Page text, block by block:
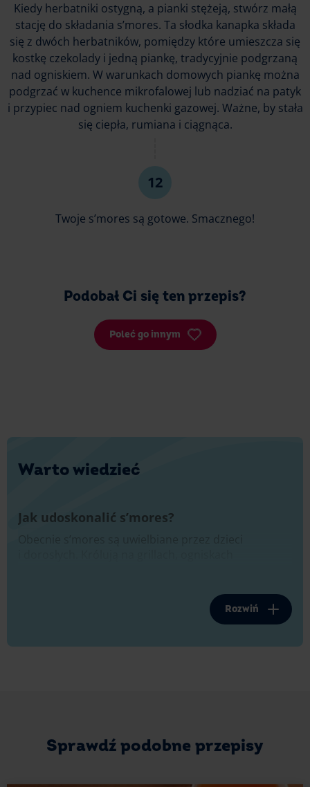
Kiedy herbatniki ostygną, a pianki stężeją, stwórz małą
stację do składania s’mores. Ta słodka kanapka składa
się z dwóch herbatników, pomiędzy które umieszcza się
kostkę czekolady i jedną piankę, tradycyjnie podgrzaną
nad ogniskiem. W warunkach domowych piankę można
podgrzać w kuchence mikrofalowej lub nadziać na patyk
i przypiec nad ogniem kuchenki gazowej. Ważne, by stała
się ciepła, rumiana i ciągnąca.
Twoje s’mores są gotowe. Smacznego!
Podobał Ci się ten przepis?
Poleć go innym
Warto wiedzieć
Jak udoskonalić s’mores?
będą się też komponować z domowym
likierem
o migdałowym zapachu. Można je
Można też zmodyfikować metodę ich
Rozwiń
Sprawdź podobne przepisy